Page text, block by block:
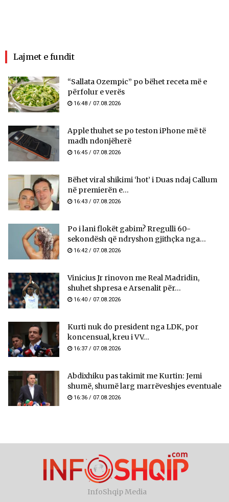
Lajmet e fundit
“Sallata Ozempic” po bëhet receta më e
përfolur e verës
16:48 / 07.08.2026
Apple thuhet se po teston iPhone më të
madh ndonjëherë
16:45 / 07.08.2026
Bëhet viral shikimi ‘hot’ i Duas ndaj Callum
në premierën e...
16:43 / 07.08.2026
Po i lani flokët gabim? Rregulli 60-
sekondësh që ndryshon gjithçka nga...
16:42 / 07.08.2026
Vinicius Jr rinovon me Real Madridin,
shuhet shpresa e Arsenalit për...
16:40 / 07.08.2026
Kurti nuk do president nga LDK, por
koncensual, kreu i VV...
16:37 / 07.08.2026
Abdixhiku pas takimit me Kurtin: Jemi
shumë, shumë larg marrëveshjes eventuale
16:36 / 07.08.2026
InfoShqip Media